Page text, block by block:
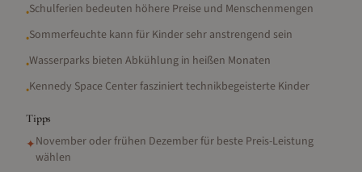
•Schulferien bedeuten höhere Preise und Menschenmengen
•Sommerfeuchte kann für Kinder sehr anstrengend sein
•Wasserparks bieten Abkühlung in heißen Monaten
•Kennedy Space Center fasziniert technikbegeisterte Kinder
Tipps
✦November oder frühen Dezember für beste Preis-Leistung
wählen